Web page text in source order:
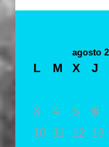
agosto
L M X J
3
4 5 6
10
11 12 13